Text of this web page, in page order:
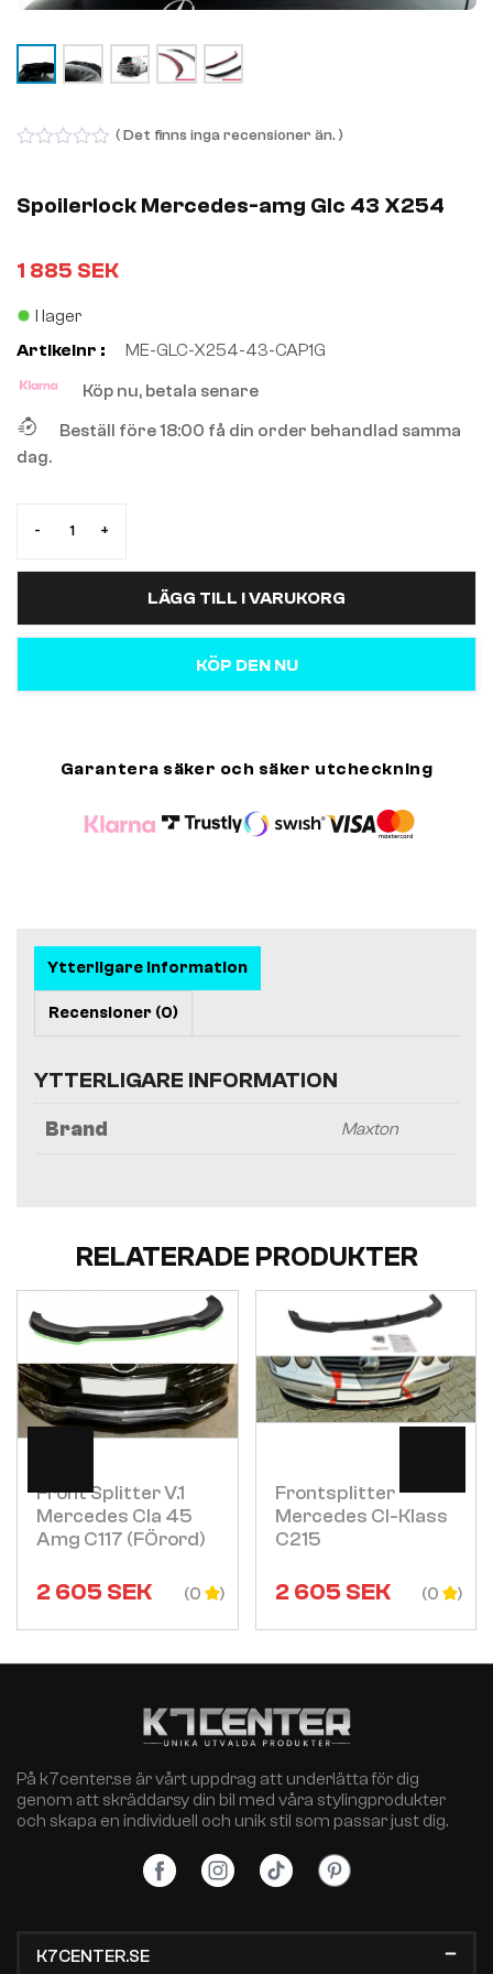
of
5
( Det finns inga recensioner än. )
Spoilerlock Mercedes-amg Glc 43 X254
1 885 SEK
I lager
Artikelnr :
ME-GLC-X254-43-CAP1G
Köp nu, betala senare
Beställ före 18:00 få din order behandlad samma
dag.
- +
LÄGG TILL I VARUKORG
KÖP DEN NU
Garantera säker och säker utcheckning
Ytterligare information
Recensioner (0)
YTTERLIGARE INFORMATION
Brand Maxton
RELATERADE PRODUKTER
Front Splitter V.1
Mercedes Cla 45
Amg C117 (fÖrord)
2 605SEK (0
Visa
Frontsplitter
Mercedes Cl-Klass
C215
2 605SEK (0
På k7center.se är vårt uppdrag att underlätta för dig
genom att skräddarsy din bil med våra stylingprodukter
och skapa en individuell och unik stil som passar just dig.
K7CENTER.SE